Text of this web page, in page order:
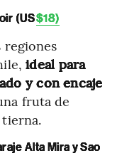
(US$18)
regiones
ideal para
y con encaje
fruta de
Alta Mira y Sao